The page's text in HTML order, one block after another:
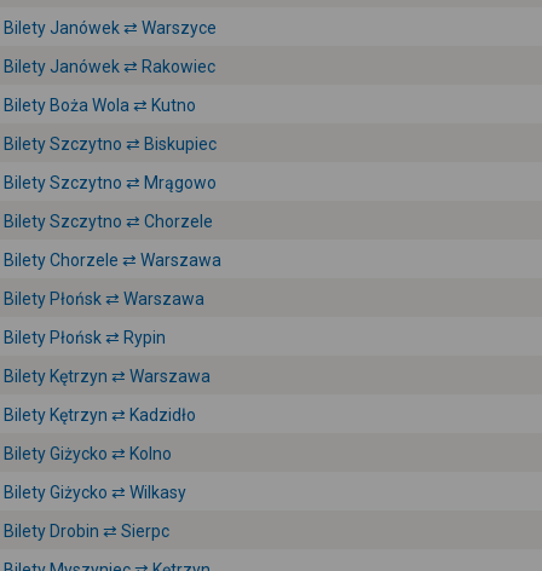
Bilety Janówek ⇄ Warszyce
Bilety Janówek ⇄ Rakowiec
Bilety Boża Wola ⇄ Kutno
Bilety Szczytno ⇄ Biskupiec
Bilety Szczytno ⇄ Mrągowo
Bilety Szczytno ⇄ Chorzele
Bilety Chorzele ⇄ Warszawa
Bilety Płońsk ⇄ Warszawa
Bilety Płońsk ⇄ Rypin
Bilety Kętrzyn ⇄ Warszawa
Bilety Kętrzyn ⇄ Kadzidło
Bilety Giżycko ⇄ Kolno
Bilety Giżycko ⇄ Wilkasy
Bilety Drobin ⇄ Sierpc